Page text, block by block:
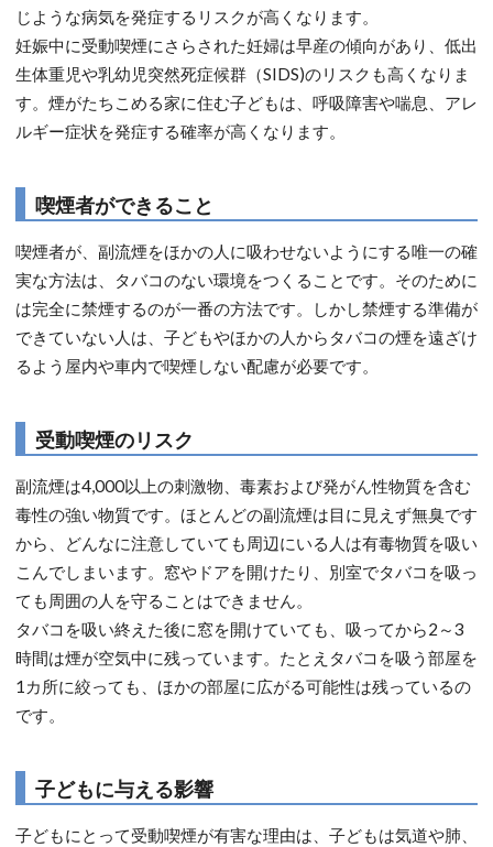
じような病気を発症するリスクが高くなります。
妊娠中に受動喫煙にさらされた妊婦は早産の傾向があり、低出
生体重児や乳幼児突然死症候群（SIDS)のリスクも高くなりま
す。煙がたちこめる家に住む子どもは、呼吸障害や喘息、アレ
ルギー症状を発症する確率が高くなります。
喫煙者ができること
喫煙者が、副流煙をほかの人に吸わせないようにする唯一の確
実な方法は、タバコのない環境をつくることです。そのために
は完全に禁煙するのが一番の方法です。しかし禁煙する準備が
できていない人は、子どもやほかの人からタバコの煙を遠ざけ
るよう屋内や車内で喫煙しない配慮が必要です。
受動喫煙のリスク
副流煙は4,000以上の刺激物、毒素および発がん性物質を含む
毒性の強い物質です。ほとんどの副流煙は目に見えず無臭です
から、どんなに注意していても周辺にいる人は有毒物質を吸い
こんでしまいます。窓やドアを開けたり、別室でタバコを吸っ
ても周囲の人を守ることはできません。
タバコを吸い終えた後に窓を開けていても、吸ってから2～3
時間は煙が空気中に残っています。たとえタバコを吸う部屋を
1カ所に絞っても、ほかの部屋に広がる可能性は残っているの
です。
子どもに与える影響
子どもにとって受動喫煙が有害な理由は、子どもは気道や肺、